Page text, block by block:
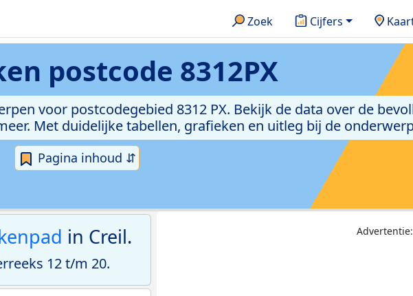
Zoek Cijfers
postcode 8312PX
voor postcodegebied 8312 PX. Bekijk de data over de
Met duidelijke tabellen, grafieken en uitleg bij de
Pagina inhoud ⇵
in Creil.
12 t/m 20.
Advertentie: